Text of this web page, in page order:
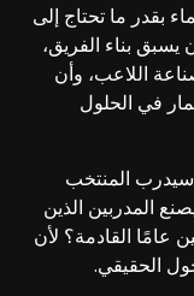
بقدر ما تحتاج إلى
يسبق بناء الفريق،
اللاعب، وأن
في الحلول
سيدرب المنتخب
المدربين الذين
عامًا القادمة؟ لأن
الحقيقي.